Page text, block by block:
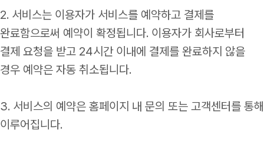
2. 서비스는 이용자가 서비스를 예약하고 결제를
완료함으로써 예약이 확정됩니다. 이용자가 회사로부터
결제 요청을 받고 24시간 이내에 결제를 완료하지 않을
경우 예약은 자동 취소됩니다.
3. 서비스의 예약은 홈페이지 내 문의 또는 고객센터를 통해
이루어집니다.